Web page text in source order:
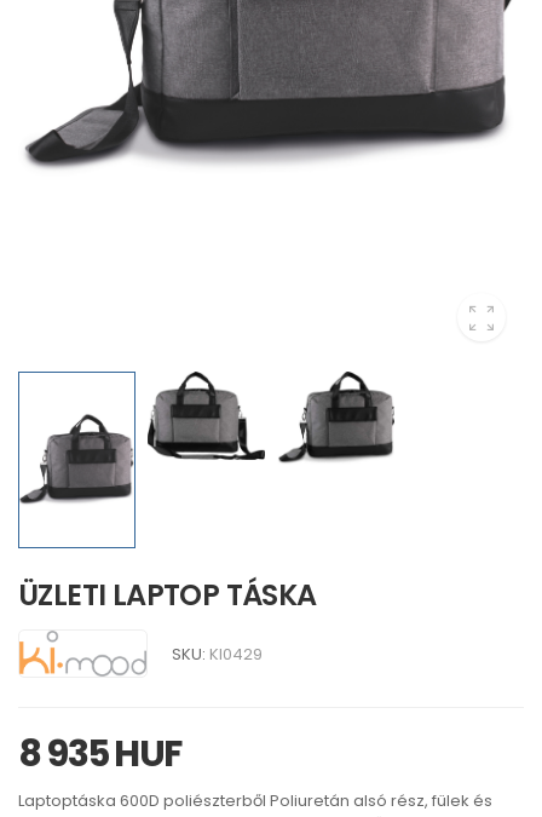
ÜZLETI LAPTOP TÁSKA
SKU: KI0429
8 935 HUF
Laptoptáska 600D poliészterből Poliuretán alsó rész, fülek és